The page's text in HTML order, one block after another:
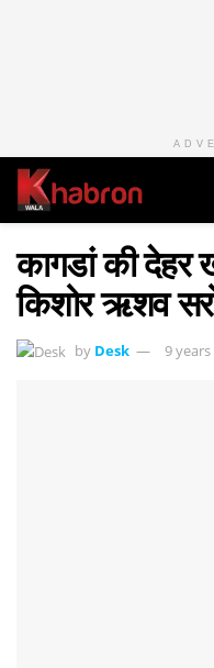
कागडां की
किशोर ऋशव
by Desk 9 years